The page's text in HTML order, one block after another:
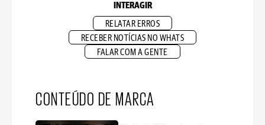
INTERAGIR
RELATAR ERROS
RECEBER NOTÍCIAS NO WHATS
FALAR COM A GENTE
CONTEÚDO DE MARCA